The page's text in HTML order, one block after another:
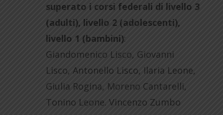
superato i corsi federali di livello 3
(adulti), livello 2 (adolescenti),
livello 1 (bambini):
Giandomenico Lisco, Giovanni
Lisco, Antonello Lisco, Ilaria Leone,
Giulia Rogina, Moreno Cantarelli,
Tonino Leone. Vincenzo Zumbo